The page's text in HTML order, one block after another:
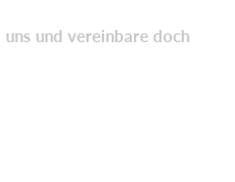
und vereinbare doch